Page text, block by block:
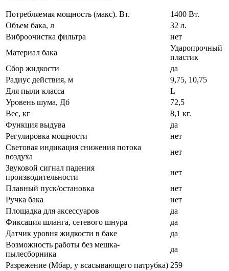
Потребляемая мощность (макс). Вт.
1400 Вт.
Объем бака, л
32 л.
Виброочистка фильтра
нет
Материал бака
Ударопрочный
пластик
Сбор жидкости
да
Радиус действия, м
9,75, 10,75
Для пыли класса
L
Уровень шума, Дб
72,5
Вес, кг
8,1 кг.
Функция выдува
да
Регулировка мощности
нет
Световая индикация снижения потока
воздуха
нет
Звуковой сигнал падения
производительности
нет
Плавный пуск/остановка
нет
Ручка бака
нет
Площадка для аксессуаров
да
Фиксация шланга, сетевого шнура
да
Датчик уровня жидкости в баке
да
Возможность работы без мешка-
пылесборника
да
Разрежение (Мбар, у всасывающего патрубка) 259